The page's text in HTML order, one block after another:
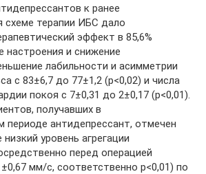
к ранее
схеме терапии ИБС дало
эффект в 85,6%
настроения и снижение
лабильности и асимметрии
с 83±6,7 до 77±1,2 (р<0,02) и числа
покоя с 7±0,31 до 2±0,17 (p<0,01).
получавших в
периоде антидепрессант, отмечен
уровень агрегации
перед операцией
мм/с, соответственно р<0,01) по